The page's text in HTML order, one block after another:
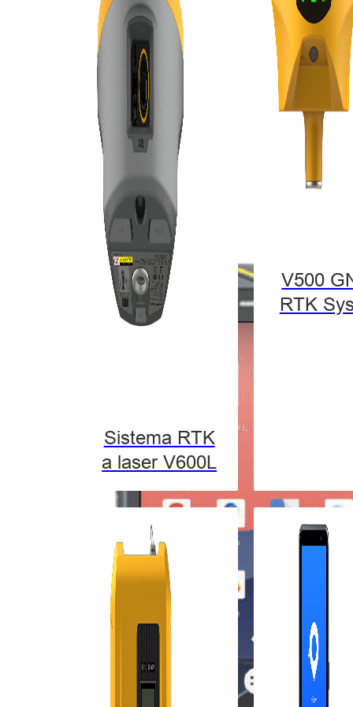
Sistema RTK
a laser V600L
V500
RTK